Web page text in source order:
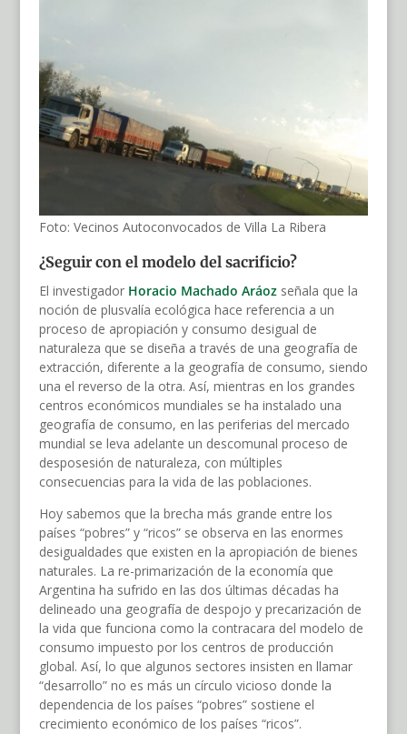
Foto: Vecinos Autoconvocados de Villa La Ribera
¿Seguir con el modelo del sacrificio?
El investigador Horacio Machado Aráozseñala que la
noción de plusvalía ecológica hace referencia a un
proceso de apropiación y consumo desigual de
naturaleza que se diseña a través de una geografía de
extracción, diferente a la geografía de consumo, siendo
una el reverso de la otra. Así, mientras en los grandes
centros económicos mundiales se ha instalado una
geografía de consumo, en las periferias del mercado
mundial se leva adelante un descomunal proceso de
desposesión de naturaleza, con múltiples
consecuencias para la vida de las poblaciones.
Hoy sabemos que la brecha más grande entre los
países “pobres” y “ricos” se observa en las enormes
desigualdades que existen en la apropiación de bienes
naturales. La re-primarización de la economía que
Argentina ha sufrido en las dos últimas décadas ha
delineado una geografía de despojo y precarización de
la vida que funciona como la contracara del modelo de
consumo impuesto por los centros de producción
global. Así, lo que algunos sectores insisten en llamar
“desarrollo” no es más un círculo vicioso donde la
dependencia de los países “pobres” sostiene el
crecimiento económico de los países “ricos”.